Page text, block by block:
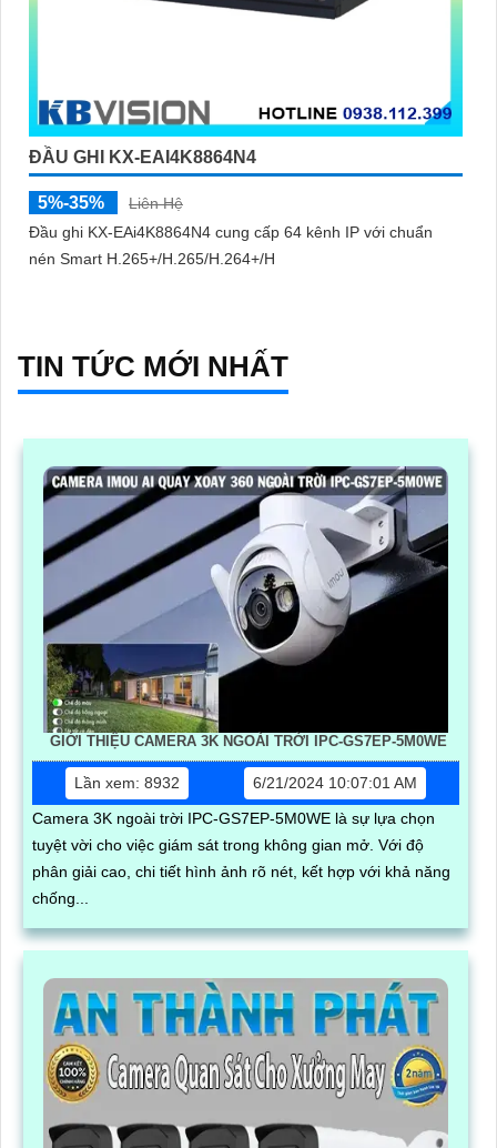
ĐẦU GHI KX-EAI4K8864N4
5%-35%
Liên Hệ
Đầu ghi KX-EAi4K8864N4 cung cấp 64 kênh IP với chuẩn
nén Smart H.265+/H.265/H.264+/H
TIN TỨC MỚI NHẤT
GIỚI THIỆU CAMERA 3K NGOÀI TRỜI IPC-GS7EP-5M0WE
Lần xem: 8932
6/21/2024 10:07:01 AM
Camera 3K ngoài trời IPC-GS7EP-5M0WE là sự lựa chọn
tuyệt vời cho việc giám sát trong không gian mở. Với độ
phân giải cao, chi tiết hình ảnh rõ nét, kết hợp với khả năng
chống...